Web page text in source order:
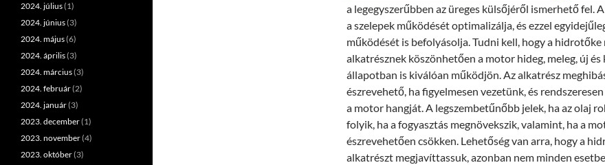
a legegyszerűbben az üreges külsőjéről ismerhető fel.
a szelepek működését optimalizálja, és ezzel
működését is befolyásolja. Tudni kell, hogy a hidrotőke
alkatrésznek köszönhetően a motor hideg, meleg, új
állapotban is kiválóan működjön. Az alkatrész
észrevehető, ha figyelmesen vezetünk, és
a motor hangját. A legszembetűnőbb jelek, ha az olaj
folyik, ha a fogyasztás megnövekszik, valamint, ha a
észrevehetően csökken. Lehetőség van arra, hogy a
alkatrészt megjavíttassuk, azonban nem minden
2024. július(1)
2024. június(3)
2024. május(6)
2024. április(3)
2024. március(3)
2024. február(2)
2024. január(3)
2023. december(1)
2023. november(4)
2023. október(3)